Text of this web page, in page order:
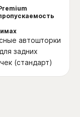
автошторки
задних
(стандарт)